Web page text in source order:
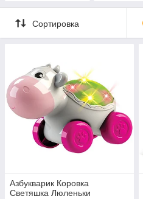
Сортировка
Азбукварик Коровка
Светяшка Люленьки